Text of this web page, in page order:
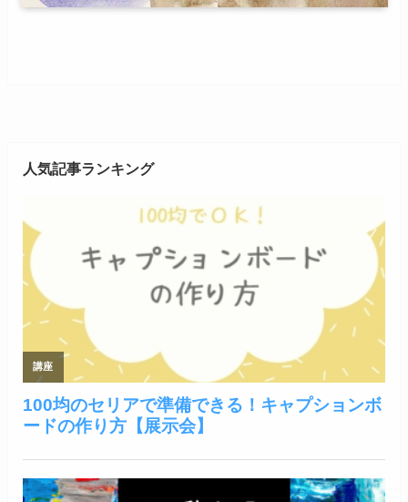
人気記事ランキング